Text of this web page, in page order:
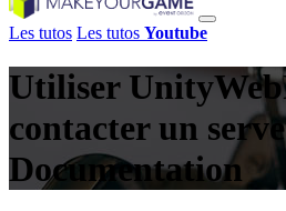
Les tutos Les tutos Youtube
Utiliser
contacter un
Documentation